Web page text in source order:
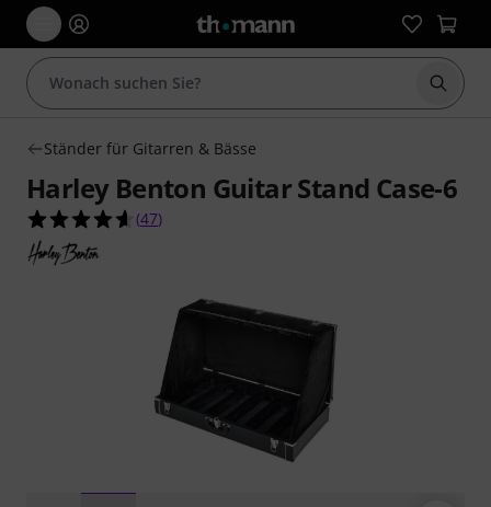
Suche
Ständer für Gitarren & Bässe
Harley Benton Guitar Stand Case-6
4.6 von 5 Sternen aus 47 Kundenbewertungen
(47)